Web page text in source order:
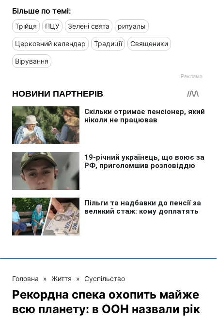
Більше по темі:
Трійця ПЦУ Зелені свята ритуалы
Церковний календар Традиції Священики
Вірування
Головна » Життя » Суспільство
Рекордна спека охопить майже
всю планету: в ООН назвали рік